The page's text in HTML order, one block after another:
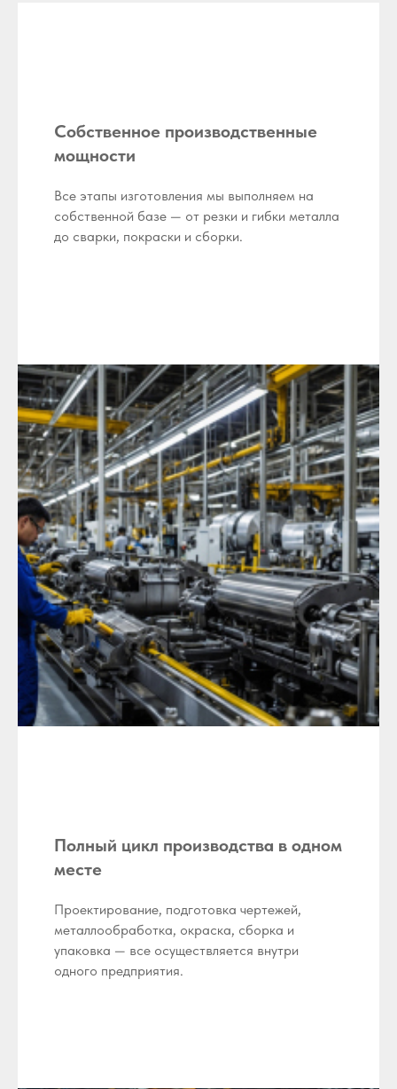
Собственное производственные
мощности
Все этапы изготовления мы выполняем на
собственной базе — от резки и гибки металла
до сварки, покраски и сборки.
Полный цикл производства в одном
месте
Проектирование, подготовка чертежей,
металлообработка, окраска, сборка и
упаковка — все осуществляется внутри
одного предприятия.